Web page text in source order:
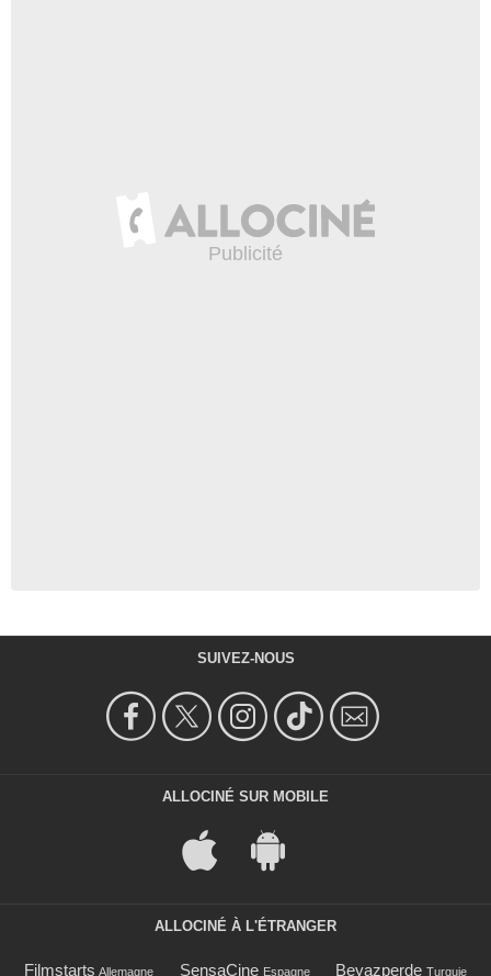
SUIVEZ-NOUS
ALLOCINÉ SUR MOBILE
ALLOCINÉ À L'ÉTRANGER
Filmstarts Allemagne SensaCine Espagne Beyazperde Turquie